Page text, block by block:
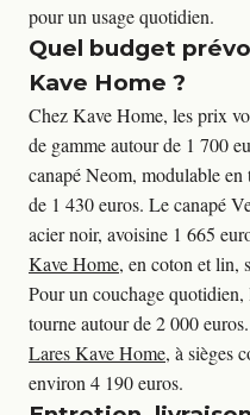
pour un usage quotidien.
Quel budget
Kave Home ?
Chez Kave Home, les prix
de gamme autour de 1 700
canapé Neom, modulable
de 1 430 euros. Le canapé
acier noir, avoisine 1 665
Kave Home, en coton et lin,
Pour un couchage quotidien,
tourne autour de 2 000
Lares Kave Home, à sièges
environ 4 190 euros.